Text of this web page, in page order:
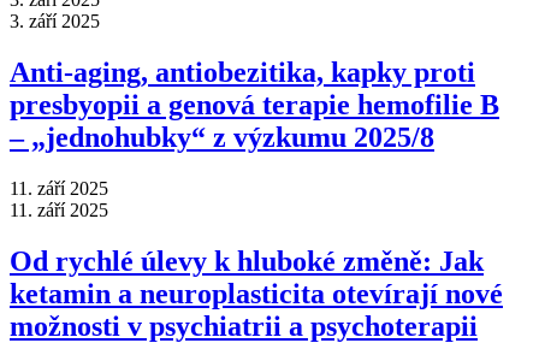
3. září 2025
Anti‑aging, antiobezitika, kapky proti
presbyopii a genová terapie hemofilie B
–⁠ „jednohubky“ z výzkumu 2025/8
11. září 2025
11. září 2025
Od rychlé úlevy k hluboké změně: Jak
ketamin a neuroplasticita otevírají nové
možnosti v psychiatrii a psychoterapii